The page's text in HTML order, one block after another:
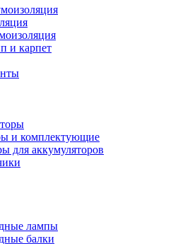
и карпет
и комплектующие
для аккумуляторов
лампы
балки